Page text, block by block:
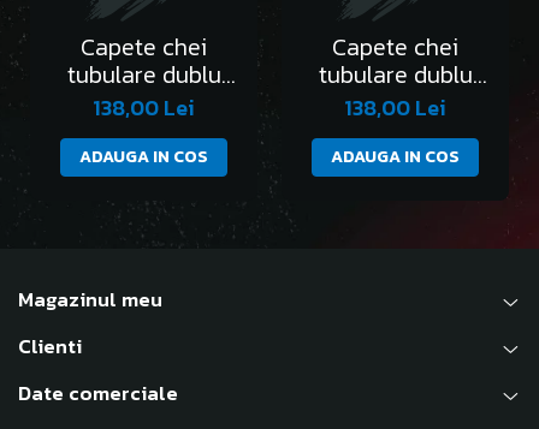
Capete chei
tubulare dublu
hexagon 1/4” DH -
AEX-4mm
138,00 Lei
ADAUGA IN COS
Capete chei
tubulare dublu
hexagon 1/4” DH -
AEX-4.5mm
138,00 Lei
ADAUGA IN COS
Magazinul meu
Clienti
Date comerciale